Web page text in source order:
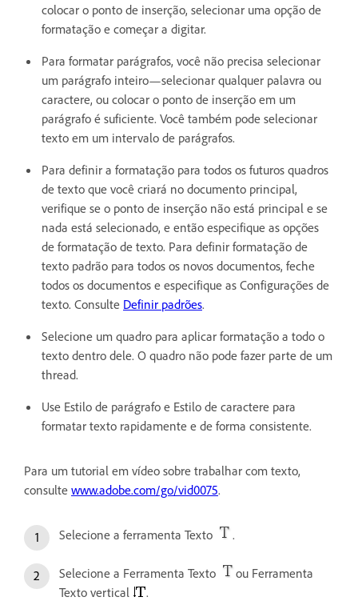
colocar o ponto de inserção, selecionar uma opção de
formatação e começar a digitar.
Para formatar parágrafos, você não precisa selecionar
um parágrafo inteiro—selecionar qualquer palavra ou
caractere, ou colocar o ponto de inserção em um
parágrafo é suficiente. Você também pode selecionar
texto em um intervalo de parágrafos.
Para definir a formatação para todos os futuros quadros
de texto que você criará no documento principal,
verifique se o ponto de inserção não está principal e se
nada está selecionado, e então especifique as opções
de formatação de texto. Para definir formatação de
texto padrão para todos os novos documentos, feche
todos os documentos e especifique as Configurações de
texto. Consulte Definir padrões.
Selecione um quadro para aplicar formatação a todo o
texto dentro dele. O quadro não pode fazer parte de um
thread.
Use Estilo de parágrafo e Estilo de caractere para
formatar texto rapidamente e de forma consistente.
Para um tutorial em vídeo sobre trabalhar com texto,
consulte www.adobe.com/go/vid0075.
Selecione a ferramenta Texto .
Selecione a Ferramenta Texto
ou Ferramenta
Texto vertical
.